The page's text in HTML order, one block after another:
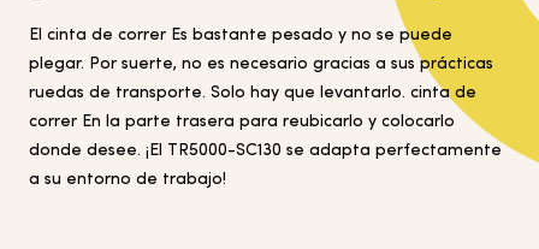
El cinta de correr Es bastante pesado y no se puede
plegar. Por suerte, no es necesario gracias a sus prácticas
ruedas de transporte. Solo hay que levantarlo. cinta de
correr En la parte trasera para reubicarlo y colocarlo
donde desee. ¡El TR5000-SC130 se adapta perfectamente
a su entorno de trabajo!